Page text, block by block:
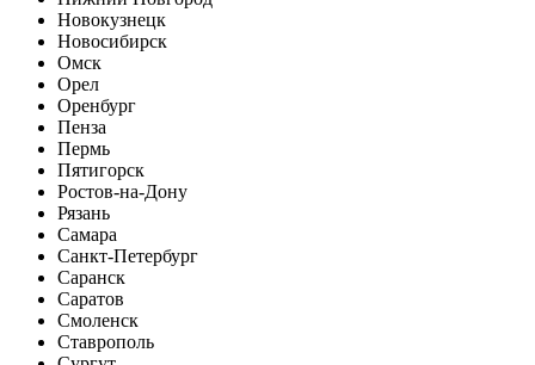
Новокузнецк
Новосибирск
Омск
Орел
Оренбург
Пенза
Пермь
Пятигорск
Ростов-на-Дону
Рязань
Самара
Санкт-Петербург
Саранск
Саратов
Смоленск
Ставрополь